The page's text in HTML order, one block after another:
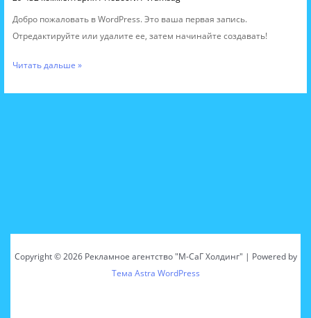
Добро пожаловать в WordPress. Это ваша первая запись.
Отредактируйте или удалите ее, затем начинайте создавать!
Читать дальше »
Copyright © 2026 Рекламное агентство "М-СаГ Холдинг" | Powered by
Тема Astra WordPress